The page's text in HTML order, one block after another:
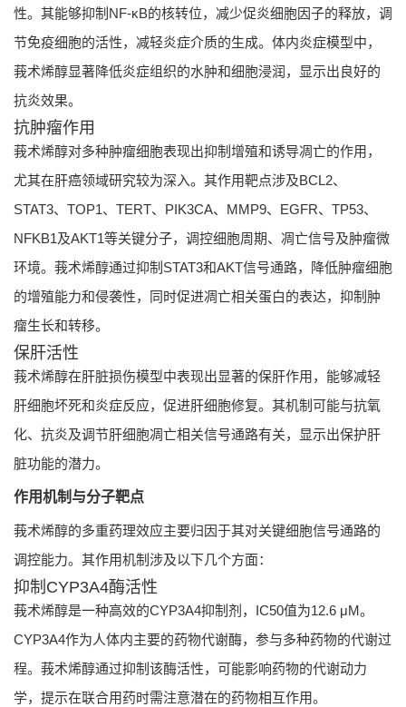
性。其能够抑制NF-κB的核转位，减少促炎细胞因子的释放，调
节免疫细胞的活性，减轻炎症介质的生成。体内炎症模型中，
莪术烯醇显著降低炎症组织的水肿和细胞浸润，显示出良好的
抗炎效果。
抗肿瘤作用
莪术烯醇对多种肿瘤细胞表现出抑制增殖和诱导凋亡的作用，
尤其在肝癌领域研究较为深入。其作用靶点涉及BCL2、
STAT3、TOP1、TERT、PIK3CA、MMP9、EGFR、TP53、
NFKB1及AKT1等关键分子，调控细胞周期、凋亡信号及肿瘤微
环境。莪术烯醇通过抑制STAT3和AKT信号通路，降低肿瘤细胞
的增殖能力和侵袭性，同时促进凋亡相关蛋白的表达，抑制肿
瘤生长和转移。
保肝活性
莪术烯醇在肝脏损伤模型中表现出显著的保肝作用，能够减轻
肝细胞坏死和炎症反应，促进肝细胞修复。其机制可能与抗氧
化、抗炎及调节肝细胞凋亡相关信号通路有关，显示出保护肝
脏功能的潜力。
作用机制与分子靶点
莪术烯醇的多重药理效应主要归因于其对关键细胞信号通路的
调控能力。其作用机制涉及以下几个方面：
抑制CYP3A4酶活性
莪术烯醇是一种高效的CYP3A4抑制剂，IC50值为12.6 μM。
CYP3A4作为人体内主要的药物代谢酶，参与多种药物的代谢过
程。莪术烯醇通过抑制该酶活性，可能影响药物的代谢动力
学，提示在联合用药时需注意潜在的药物相互作用。